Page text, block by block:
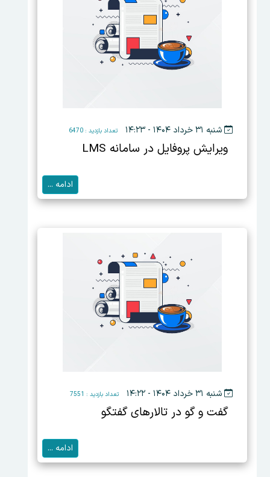
شنبه ۳۱ خرداد ۱۴۰۴ - ۱۴:۲۳ تعداد بازدید : 6470
ویرایش پروفایل در سامانه LMS
ادامه ...
شنبه ۳۱ خرداد ۱۴۰۴ - ۱۴:۲۲ تعداد بازدید : 7551
گفت و گو در تالارهای گفتگو
ادامه ...